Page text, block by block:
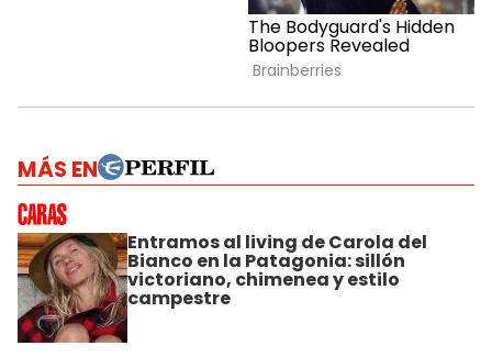
MÁS EN
Entramos al living de Carola del
Bianco en la Patagonia: sillón
victoriano, chimenea y estilo
campestre